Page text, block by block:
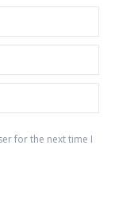
for the next time I